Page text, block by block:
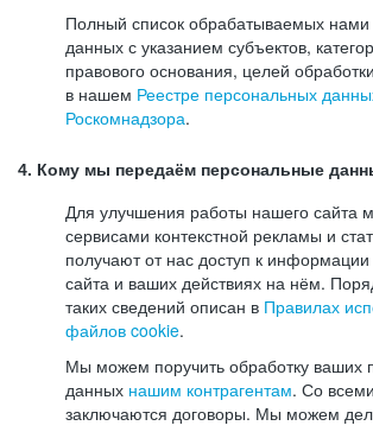
Полный список обрабатываемых
данных с указанием субъектов,
правового основания, целей
в нашем Реестре персональных
Роскомнадзора.
4. Кому мы передаём персональные
Для улучшения работы нашего сайта
сервисами контекстной рекламы и
получают от нас доступ к
сайта и ваших действиях на нём.
таких сведений описан в Правилах
файлов cookie.
Мы можем поручить обработку ваших
данных нашим контрагентам. Со
заключаются договоры. Мы можем